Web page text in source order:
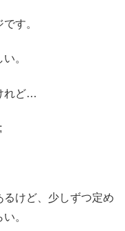
す。
。
れど…
るけど、少しずつ定め
。